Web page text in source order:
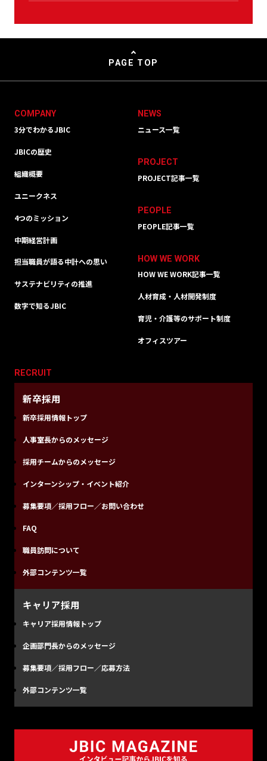
PAGE TOP
COMPANY
3分でわかるJBIC
JBICの歴史
組織概要
ユニークネス
4つのミッション
中期経営計画
担当職員が語る中計への思い
サステナビリティの推進
数字で知るJBIC
NEWS
ニュース一覧
PROJECT
PROJECT記事一覧
PEOPLE
PEOPLE記事一覧
HOW WE WORK
HOW WE WORK記事一覧
人材育成・人材開発制度
育児・介護等のサポート制度
オフィスツアー
RECRUIT
新卒採用
新卒採用情報トップ
人事室長からのメッセージ
採用チームからのメッセージ
インターンシップ・イベント紹介
募集要項／採用フロー／お問い合わせ
FAQ
職員訪問について
外部コンテンツ一覧
キャリア採用
キャリア採用情報トップ
企画部門長からのメッセージ
募集要項／採用フロー／応募方法
外部コンテンツ一覧